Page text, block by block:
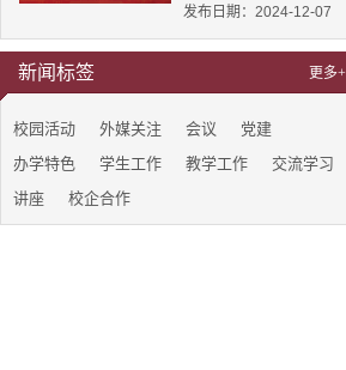
发布日期：2024-12-07
新闻标签 更多+
校园活动 外媒关注 会议
党建
办学特色
学生工作 教学工作
交流学习
讲座
校企合作